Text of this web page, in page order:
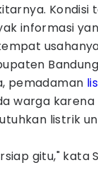
Kondisi
informasi
pemadaman
warga karena
listrik
gitu," kata